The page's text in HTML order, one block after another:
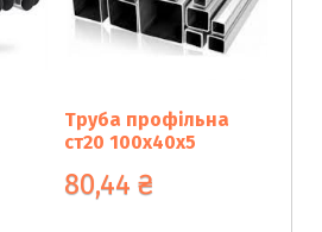
Труба профільна
ст20 100х40х5
80,44₴